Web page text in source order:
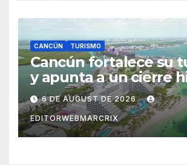
CANCÚN TURISMO
Cancún fortalece su
y apunta a un cierre
en 2026
6 DE AUGUST DE 2026
EDITORWEBMARCRIX